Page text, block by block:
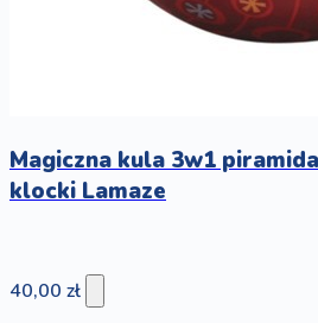
Magiczna kula 3w1
klocki Lamaze
40,00 zł